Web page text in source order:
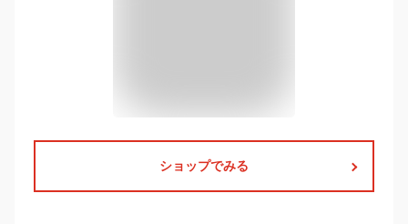
ショップでみる